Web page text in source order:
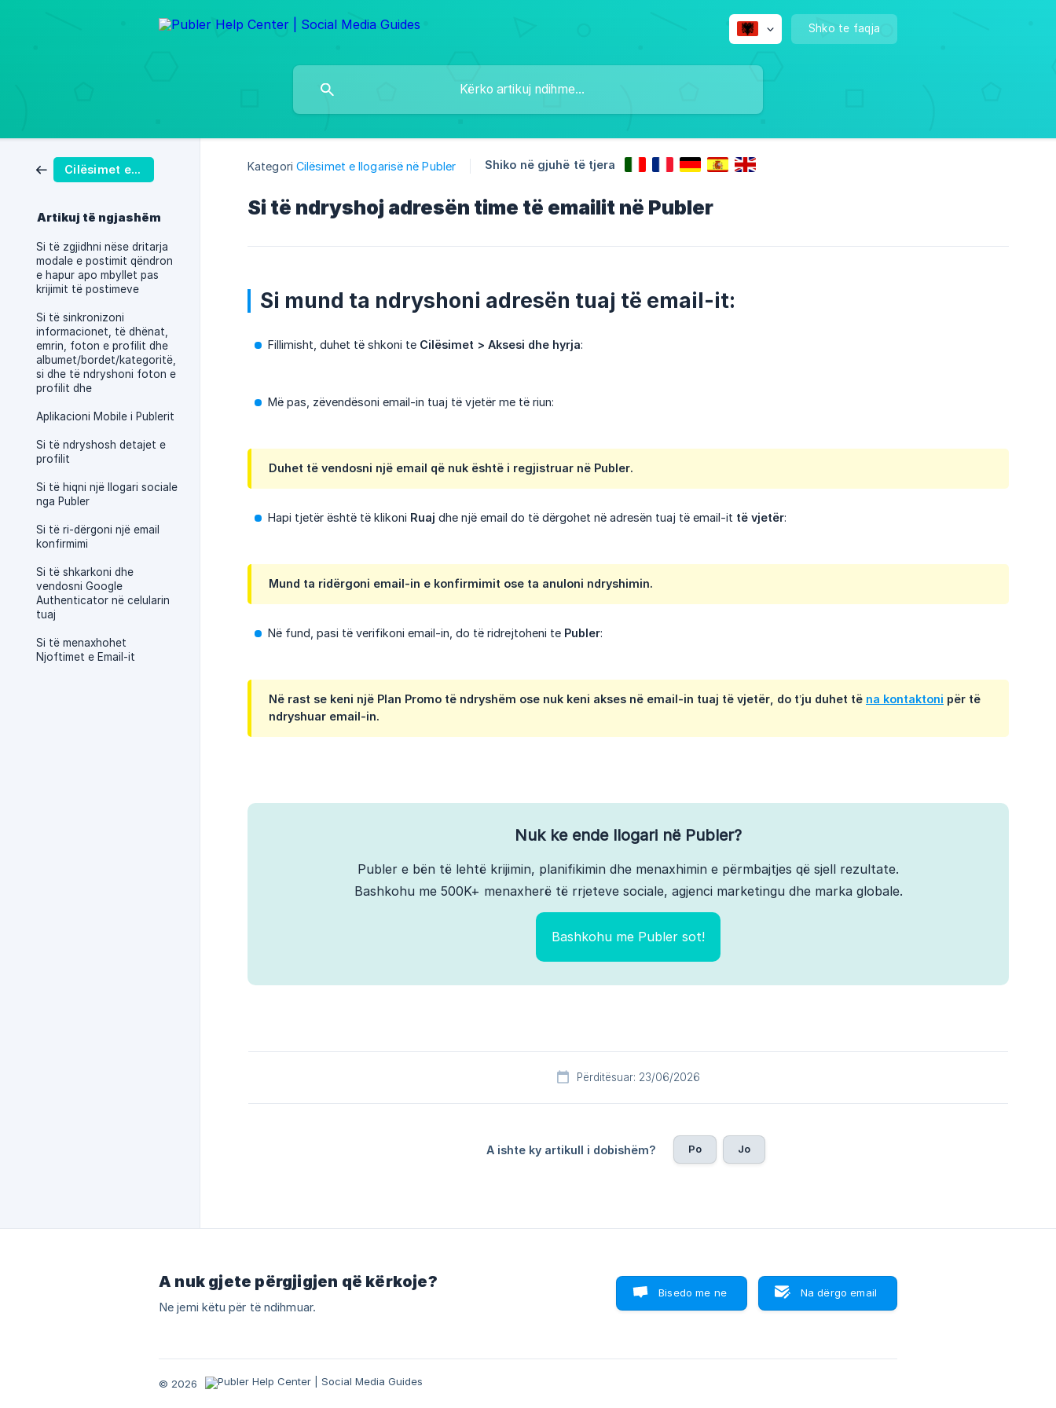
Shko te faqja
Cilësimet e llogarisë në Publer
Artikuj të ngjashëm
Si të zgjidhni nëse dritarja
modale e postimit qëndron
e hapur apo mbyllet pas
krijimit të postimeve
Si të sinkronizoni
informacionet, të dhënat,
emrin, foton e profilit dhe
albumet/bordet/kategoritë,
si dhe të ndryshoni foton e
profilit dhe
Aplikacioni Mobile i Publerit
Si të ndryshosh detajet e
profilit
Si të hiqni një llogari sociale
nga Publer
Si të ri-dërgoni një email
konfirmimi
Si të shkarkoni dhe
vendosni Google
Authenticator në celularin
tuaj
Si të menaxhohet
Njoftimet e Email-it
Kategori Cilësimet e llogarisë në Publer Shiko në gjuhë të tjera
Si të ndryshoj adresën time të emailit në Publer
Si mund ta ndryshoni adresën tuaj të email-it:
Fillimisht, duhet të shkoni te Cilësimet > Aksesi dhe hyrja:
Më pas, zëvendësoni email-in tuaj të vjetër me të riun:
Duhet të vendosni një email që nuk është i regjistruar në Publer.
Hapi tjetër është të klikoni Ruaj dhe një email do të dërgohet në adresën tuaj të email-it të vjetër:
Mund ta ridërgoni email-in e konfirmimit ose ta anuloni ndryshimin.
Në fund, pasi të verifikoni email-in, do të ridrejtoheni te Publer:
Në rast se keni një Plan Promo të ndryshëm ose nuk keni akses në email-in tuaj të vjetër , do t’ju duhet të na kontaktoni për të
ndryshuar email-in.
Nuk ke ende llogari në Publer?
Publer e bën të lehtë krijimin, planifikimin dhe menaxhimin e përmbajtjes që sjell rezultate.
Bashkohu me 500K+ menaxherë të rrjeteve sociale, agjenci marketingu dhe marka globale.
Bashkohu me Publer sot!
Përditësuar: 23/06/2026
A ishte ky artikull i dobishëm? Po Jo
A nuk gjete përgjigjen që kërkoje?
Ne jemi këtu për të ndihmuar.
Bisedo me ne Na dërgo email
© 2026